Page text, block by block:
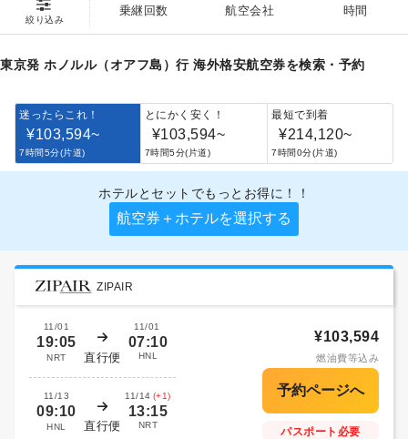
絞り込み
乗継回数 航空会社 時間
東京発 ホノルル（オアフ島）行 海外格安航空券を検索・予約
迷ったらこれ！
¥103,594~
7時間5分(片道)
とにかく安く！
¥103,594~
7時間5分(片道)
最短で到着
¥214,120~
7時間0分(片道)
ホテルとセットでもっとお得に！！
航空券＋ホテルを選択する
ZIPAIR
11/01
19:05
NRT 直行便
11/01
07:10
HNL
11/13
09:10
HNL 直行便
11/14 (+1)
13:15
NRT
¥103,594
燃油費等込み
パスポート必要